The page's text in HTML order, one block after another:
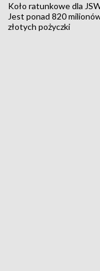
Koło ratunkowe dla
Jest ponad 820
złotych pożyczki